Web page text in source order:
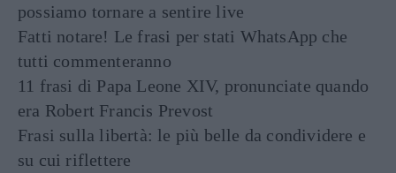
possiamo tornare a sentire live
Fatti notare! Le frasi per stati WhatsApp che
tutti commenteranno
11 frasi di Papa Leone XIV, pronunciate quando
era Robert Francis Prevost
Frasi sulla libertà: le più belle da condividere e
su cui riflettere